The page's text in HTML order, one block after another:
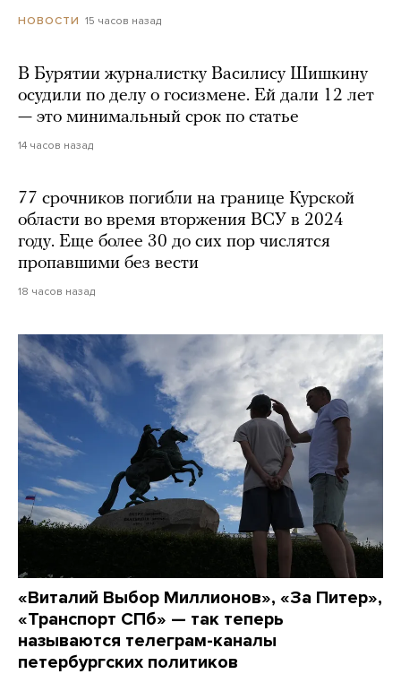
НОВОСТИ 15 часов назад
В Бурятии журналистку Василису Шишкину
осудили по делу о госизмене. Ей дали 12 лет
— это минимальный срок по статье
14 часов назад
77 срочников погибли на границе Курской
области во время вторжения ВСУ в 2024
году. Еще более 30 до сих пор числятся
пропавшими без вести
18 часов назад
«Виталий Выбор Миллионов», «За Питер»,
«Транспорт СПб» — так теперь
называются телеграм-каналы
петербургских политиков